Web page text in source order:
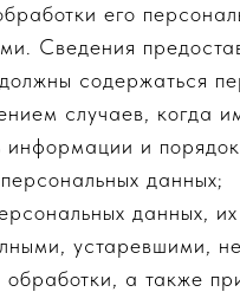
его
Сведения
содержаться
случаев, когда
и
персональных данных;
данных,
устаревшими,
а также